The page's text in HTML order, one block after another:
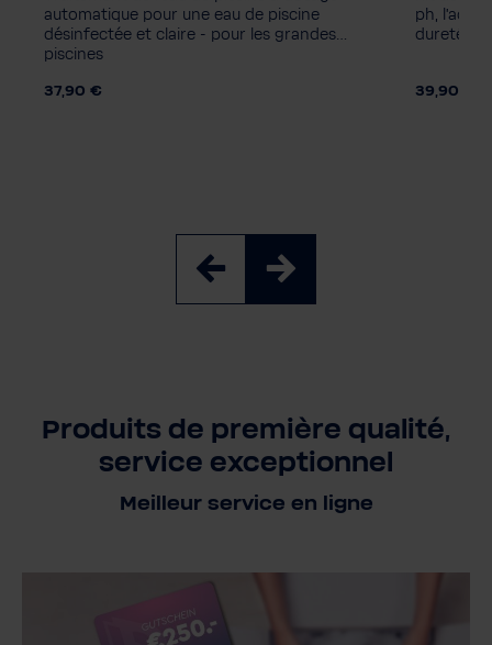
automatique pour une eau de piscine
désinfectée et claire - pour les grandes
piscines
37,90 €
ph,
dureté du
39,90 €
Produits de première qualité,
service exceptionnel
Meilleur service en ligne